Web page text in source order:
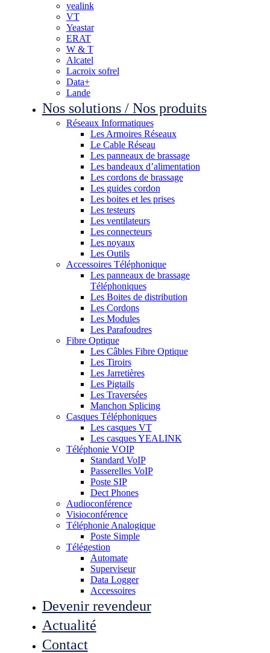
yealink
VT
Yeastar
ERAT
W & T
Alcatel
Lacroix sofrel
Data+
Lande
Nos solutions / Nos produits
Réseaux Informatiques
Les Armoires Réseaux
Le Cable Réseau
Les panneaux de brassage
Les bandeaux d’alimentation
Les cordons de brassage
Les guides cordon
Les boites et les prises
Les testeurs
Les ventilateurs
Les connecteurs
Les noyaux
Les Outils
Accessoires Téléphonique
Les panneaux de brassage
Téléphoniques
Les Boites de distribution
Les Cordons
Les Modules
Les Parafoudres
Fibre Optique
Les Câbles Fibre Optique
Les Tiroirs
Les Jarretières
Les Pigtails
Les Traversées
Manchon Splicing
Casques Téléphoniques
Les casques VT
Les casques YEALINK
Téléphonie VOIP
Standard VoIP
Passerelles VoIP
Poste SIP
Dect Phones
Audioconférence
Visioconférence
Téléphonie Analogique
Poste Simple
Télégestion
Automate
Superviseur
Data Logger
Accessoires
Devenir revendeur
Actualité
Contact